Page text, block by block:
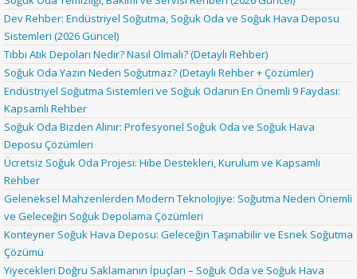
Dev Rehber: Endüstriyel Soğutma, Soğuk Oda ve Soğuk Hava Deposu
Sistemleri (2026 Güncel)
Tıbbi Atık Depoları Nedir? Nasıl Olmalı? (Detaylı Rehber)
Soğuk Oda Yazın Neden Soğutmaz? (Detaylı Rehber + Çözümler)
Endüstriyel Soğutma Sistemleri ve Soğuk Odanın En Önemli 9 Faydası:
Kapsamlı Rehber
Soğuk Oda Bizden Alınır: Profesyonel Soğuk Oda ve Soğuk Hava
Deposu Çözümleri
Ücretsiz Soğuk Oda Projesi: Hibe Destekleri, Kurulum ve Kapsamlı
Rehber
Geleneksel Mahzenlerden Modern Teknolojiye: Soğutma Neden Önemli
ve Geleceğin Soğuk Depolama Çözümleri
Konteyner Soğuk Hava Deposu: Geleceğin Taşınabilir ve Esnek Soğutma
Çözümü
Yiyecekleri Doğru Saklamanın İpuçları – Soğuk Oda ve Soğuk Hava